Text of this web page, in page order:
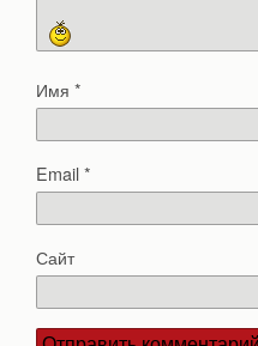
Имя *
Email*
Сайт